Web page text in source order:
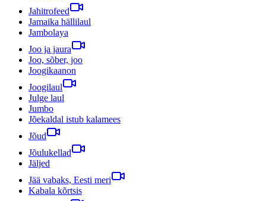
Jahitrofeed
Jamaika hällilaul
Jambolaya
Joo ja jaura
Joo, sõber, joo
Joogikaanon
Joogilaul
Julge laul
Jumbo
Jõekaldal istub kalamees
Jõud
Jõulukellad
Jäljed
Jää vabaks, Eesti meri
Kabala kõrtsis